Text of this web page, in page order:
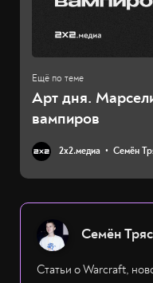
Арт дня.
вампиров
2х2.медиа Семён
Семён
Статьи о Warcraft,